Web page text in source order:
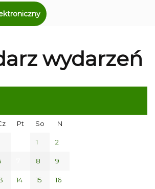
wydarzeń
Pt So N
1 2
8 9
14 15 16